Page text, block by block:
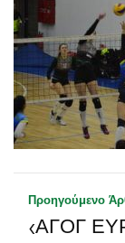
Προηγούμενο
‹ΑΓΟΓ